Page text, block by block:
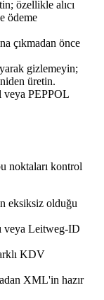
özellikle alıcı
ödeme
çıkmadan önce
gizlemeyin;
üretin.
veya PEPPOL
noktaları kontrol
eksiksiz olduğu
veya Leitweg-ID
KDV
XML'in hazır